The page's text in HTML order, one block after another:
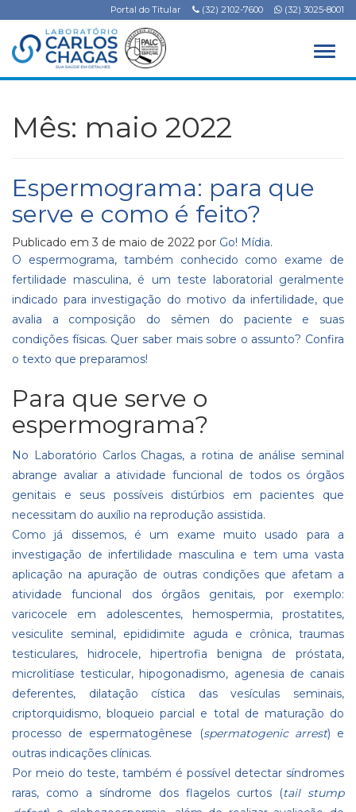
Portal do Titular (32) 2102-7600 (32) 3025-8001
Mês: maio 2022
Espermograma: para que
serve e como é feito?
Publicado em 3 de maio de 2022 por Go! Mídia.
O espermograma, também conhecido como exame de
fertilidade masculina, é um teste laboratorial geralmente
indicado para investigação do motivo da infertilidade, que
avalia a composição do sêmen do paciente e suas
condições físicas. Quer saber mais sobre o assunto? Confira
o texto que preparamos!
Para que serve o
espermograma?
No Laboratório Carlos Chagas, a rotina de análise seminal
abrange avaliar a atividade funcional de todos os órgãos
genitais e seus possíveis distúrbios em pacientes que
necessitam do auxílio na reprodução assistida.
Como já dissemos, é um exame muito usado para a
investigação de infertilidade masculina e tem uma vasta
aplicação na apuração de outras condições que afetam a
atividade funcional dos órgãos genitais, por exemplo:
varicocele em adolescentes, hemospermia, prostatites,
vesiculite seminal, epididimite aguda e crônica, traumas
testiculares, hidrocele, hipertrofia benigna de próstata,
microlitíase testicular, hipogonadismo, agenesia de canais
deferentes, dilatação cística das vesículas seminais,
criptorquidismo, bloqueio parcial e total de maturação do
processo de espermatogênese (spermatogenic arrest) e
outras indicações clínicas.
Por meio do teste, também é possível detectar síndromes
raras, como a síndrome dos flagelos curtos (tail stump